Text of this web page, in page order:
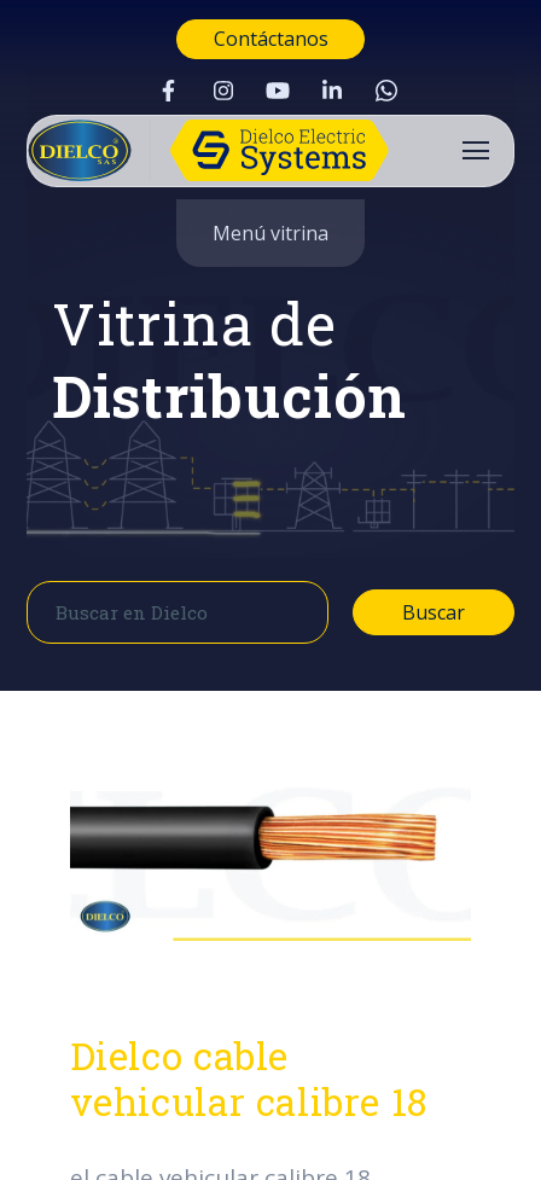
Contáctanos
Buscar
Menú vitrina
Vitrina de
Distribución
Buscar
Buscar
Dielco cable
vehicular calibre 18